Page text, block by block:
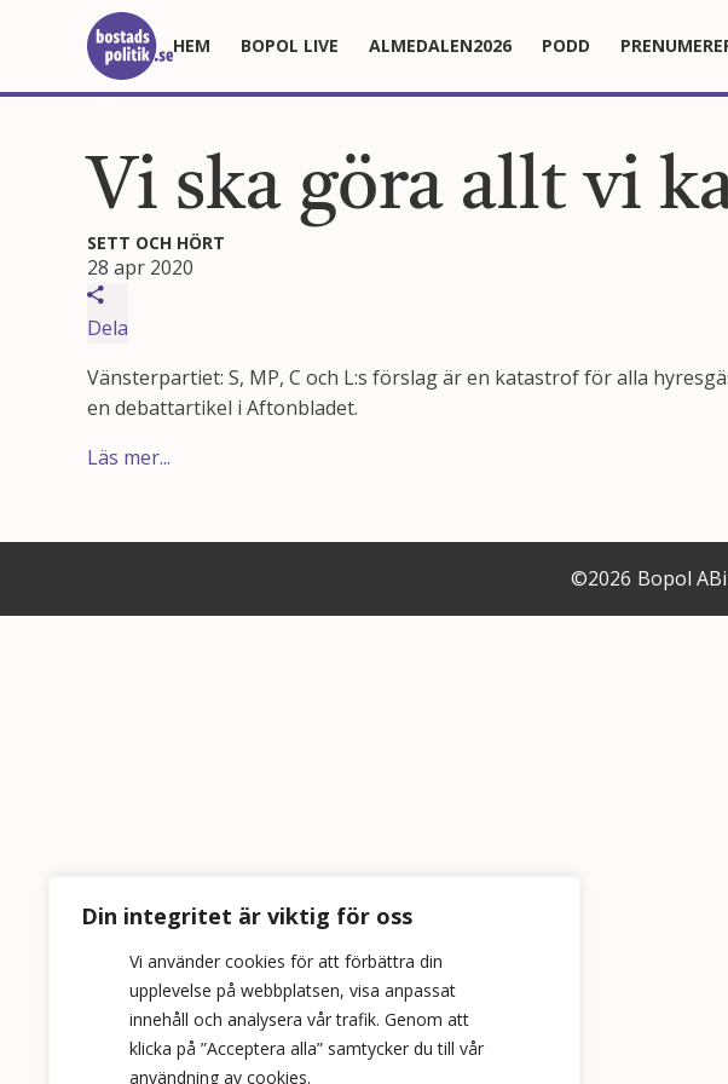
Din integritet är viktig för oss
Vi använder cookies för att förbättra din
upplevelse på webbplatsen, visa anpassat
innehåll och analysera vår trafik. Genom att
klicka på ”Acceptera alla” samtycker du till vår
användning av cookies.
HEM BOPOL LIVE ALMEDALEN2026 PODD
Vi ska göra allt vi
SETT OCH HÖRT
28 apr 2020
Dela
Vänsterpartiet: S, MP, C och L:s förslag är en katastrof för alla
en debattartikel i Aftonbladet.
Läs mer...
©2026 Bopol AB